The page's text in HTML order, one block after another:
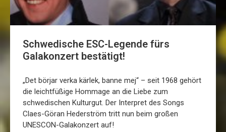
Schwedische ESC-Legende fürs
Galakonzert bestätigt!
„Det börjar verka kärlek, banne mej“ – seit 1968 gehört
die leichtfüßige Hommage an die Liebe zum
schwedischen Kulturgut. Der Interpret des Songs
Claes-Göran Hederström tritt nun beim großen
UNESCON-Galakonzert auf!